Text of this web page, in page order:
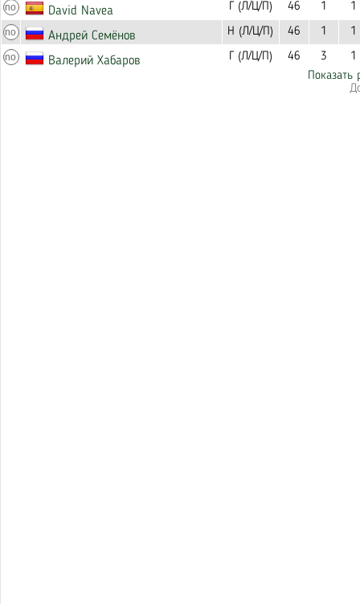
no David Navea Г (Л/Ц/П) 46 1 1
no Андрей Семёнов Н (Л/Ц/П) 46 1 1
no Валерий Хабаров Г (Л/Ц/П) 46 3
1
Показать